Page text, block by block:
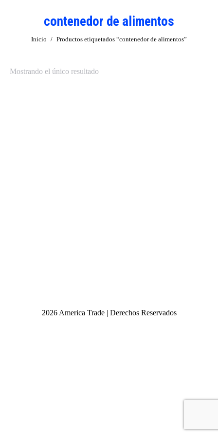
contenedor de alimentos
Estás aquí:
Inicio Productos etiquetados “contenedor de alimentos”
Mostrando el único resultado
2026 America Trade | Derechos Reservados